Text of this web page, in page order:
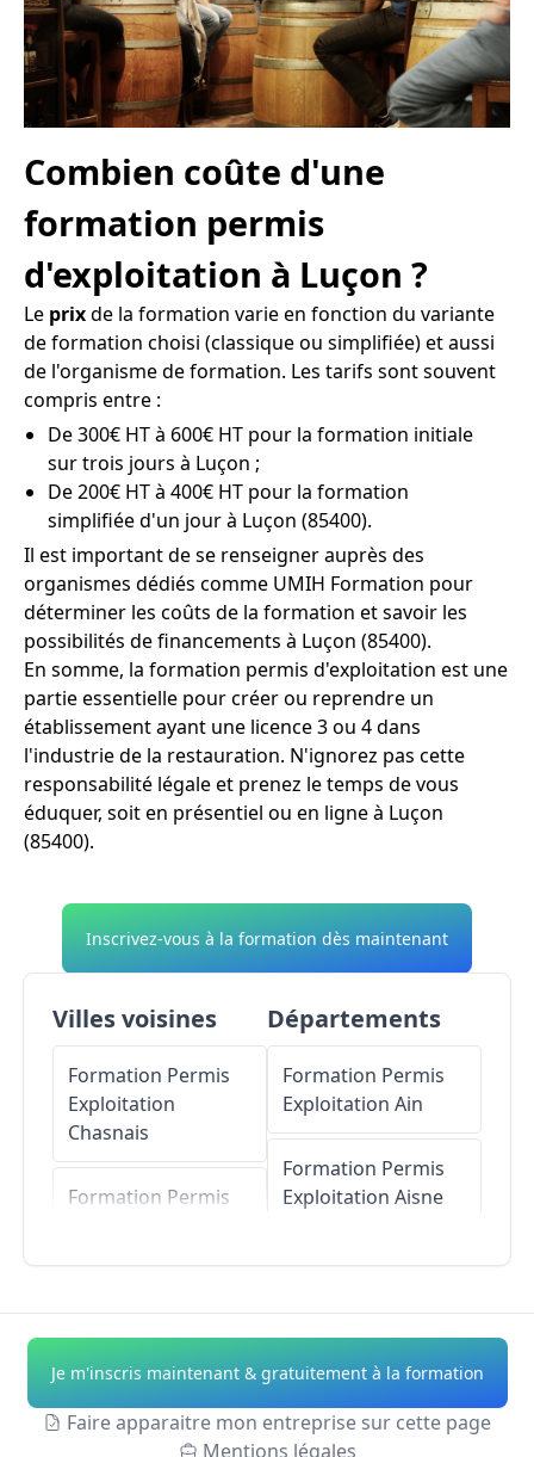
Combien coûte d'une
formation permis
d'exploitation à Luçon ?
Le prixde la formation varie en fonction du variante
de formation choisi (classique ou simplifiée) et aussi
de l'organisme de formation. Les tarifs sont souvent
compris entre :
De 300€ HT à 600€ HT pour la formation initiale
sur trois jours à Luçon ;
De 200€ HT à 400€ HT pour la formation
simplifiée d'un jour à Luçon (85400).
Il est important de se renseigner auprès des
organismes dédiés comme UMIH Formation pour
déterminer les coûts de la formation et savoir les
possibilités de financements à Luçon (85400).
En somme, la formation permis d'exploitation est une
partie essentielle pour créer ou reprendre un
établissement ayant une licence 3 ou 4 dans
l'industrie de la restauration. N'ignorez pas cette
responsabilité légale et prenez le temps de vous
éduquer, soit en présentiel ou en ligne à Luçon
(85400).
Inscrivez-vous à la formation dès maintenant
Villes voisines
Formation Permis
Exploitation
Chasnais
Formation Permis
ExploitationSainte-
Gemme-la-Plaine
Formation Permis
Exploitation
Lairoux
Départements
Formation Permis
Exploitation Ain
Formation Permis
Exploitation Aisne
Formation Permis
ExploitationAlpes-
de-Haute-Provence
Je m'inscris maintenant & gratuitement à la formation
Faire apparaitre mon entreprise sur cette page
Mentions légales